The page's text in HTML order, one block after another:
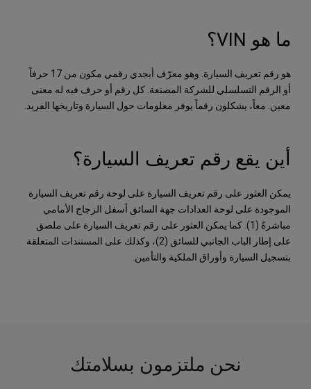
ما هو VIN؟
هو رقم تعريف السيارة. وهو معرّف أبجدي رقمي مكون من 17 حرفاً
أو الرقم التسلسلي للشركة المصنعة. كل رقم أو حرف فيه له معنى
معين. معاً، يشكلون رقماً يوفر معلومات حول السيارة وتاريخها الفريد.
أين يقع رقم تعريف السيارة؟
يمكن العثور على رقم تعريف السيارة على لوحة رقم تعريف السيارة
الموجودة على لوحة العدادات جهة السائق أسفل الزجاج الأمامي
مباشرةً (1). كما يمكن العثور على رقم تعريف السيارة على ملصق
على إطار الباب الجانبي للسائق (2)، وكذلك على المستندات المتعلقة
بتسجيل السيارة وأوراق الملكية والتأمين.
نحن ملتزمون بسلامتك